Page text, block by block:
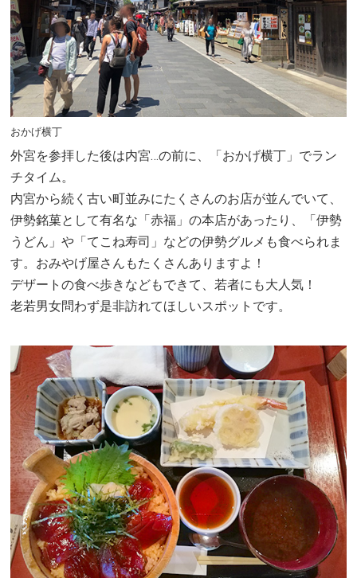
おかげ横丁
外宮を参拝した後は内宮…の前に、「おかげ横丁」でラン
チタイム。
内宮から続く古い町並みにたくさんのお店が並んでいて、
伊勢銘菓として有名な「赤福」の本店があったり、「伊勢
うどん」や「てこね寿司」などの伊勢グルメも食べられま
す。おみやげ屋さんもたくさんありますよ！
デザートの食べ歩きなどもできて、若者にも大人気！
老若男女問わず是非訪れてほしいスポットです。